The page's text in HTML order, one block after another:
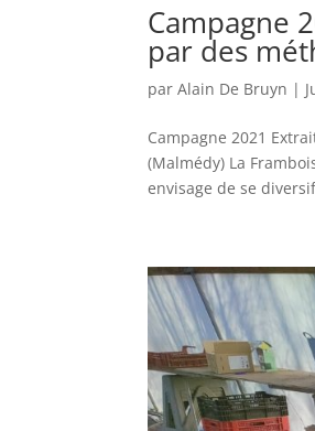
Campagne
par des
parAlain De Bruyn |
Campagne 2021
(Malmédy) La
envisage de se